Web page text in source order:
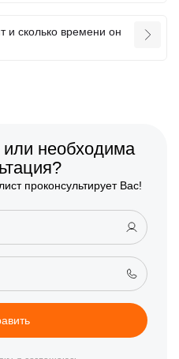
и сколько времени он
необходима
проконсультирует Вас!